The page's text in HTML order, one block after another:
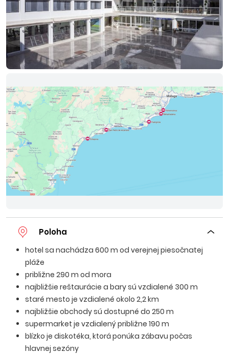
Poloha
hotel sa nachádza 600 m od verejnej piesočnatej
pláže
približne 290 m od mora
najbližšie reštaurácie a bary sú vzdialené 300 m
staré mesto je vzdialené okolo 2,2 km
najbližšie obchody sú dostupné do 250 m
supermarket je vzdialený približne 190 m
blízko je diskotéka, ktorá ponúka zábavu počas
hlavnej sezóny